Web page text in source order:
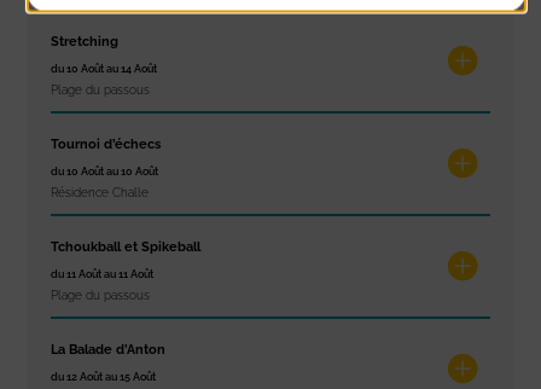
Stretching
du 10 Août au 14 Août
Plage du passous
Tournoi d’échecs
du 10 Août au 10 Août
Résidence Challe
Tchoukball et Spikeball
du 11 Août au 11 Août
Plage du passous
La Balade d’Anton
du 12 Août au 15 Août